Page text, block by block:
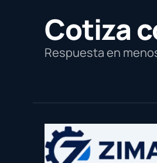
Cotiza
Respuesta en